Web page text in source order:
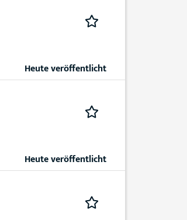
Heute veröffentlicht
Heute veröffentlicht